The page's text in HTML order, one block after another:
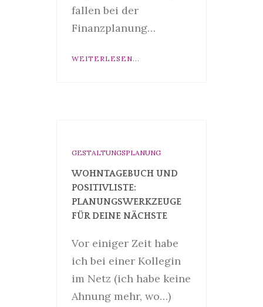
fallen bei der
Finanzplanung…
WEITERLESEN...
GESTALTUNGSPLANUNG
WOHNTAGEBUCH UND
POSITIVLISTE:
PLANUNGSWERKZEUGE
FÜR DEINE NÄCHSTE
Vor einiger Zeit habe
ich bei einer Kollegin
im Netz (ich habe keine
Ahnung mehr, wo…)